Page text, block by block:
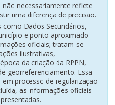
necessariamente reflete
uma diferença de precisão.
como Dados Secundários,
e ponto aproximado
oficiais; tratam-se
ilustrativas,
da criação da RPPN,
georreferenciamento. Essa
processo de regularização
as informações oficiais